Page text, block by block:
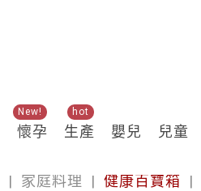
懷孕
New!
生產
hot
嬰兒 兒童
親子
| 家庭料理 | 健康百寶箱 |